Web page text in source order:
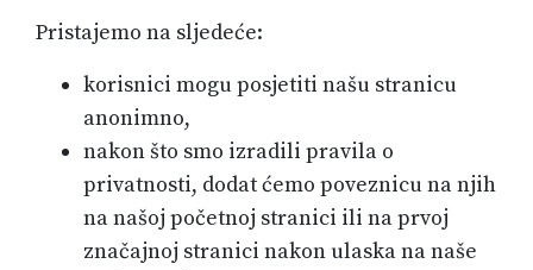
Pristajemo na sljedeće:
korisnici mogu posjetiti našu stranicu
anonimno,
nakon što smo izradili pravila o
privatnosti, dodat ćemo poveznicu na njih
na našoj početnoj stranici ili na prvoj
značajnoj stranici nakon ulaska na naše